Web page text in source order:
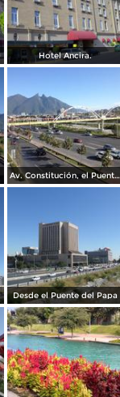
Hotel Ancira.
Av. Constitución, el Puente del Papa y el cerro de La Silla. Diciembre/2016
Desde el Puente del Papa